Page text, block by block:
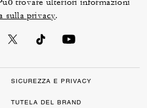
sulla privacy.
SICUREZZA E PRIVACY
TUTELA DEL BRAND